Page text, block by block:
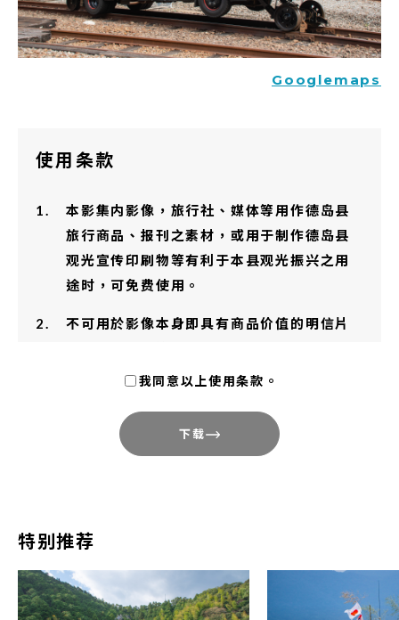
Googlemaps
使用条款
本影集内影像，旅行社、媒体等用作德岛县
旅行商品、报刊之素材，或用于制作德岛县
观光宣传印刷物等有利于本县观光振兴之用
途时，可免费使用。
不可用於影像本身即具有商品价值的明信片
使用本影集内影像制作的成果物，请寄送样
刊一份至条款末的联络地址。 ※于网络媒体
使用时，请告知网址。于报刊及电视使用
时，请告知登载或放映日期。
为，请在必要范围内进行，不得作与本县观
光振兴宗旨无关之改动。
我同意以上使用条款。
下载
特别推荐